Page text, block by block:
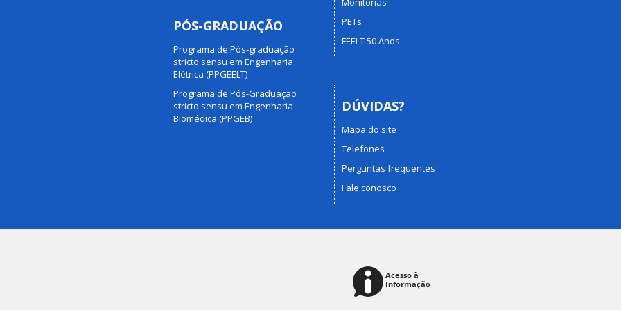
PÓS-GRADUAÇÃO
Programa de Pós-graduação
stricto sensu em Engenharia
Elétrica (PPGEELT)
Programa de Pós-Graduação
stricto sensu em Engenharia
Biomédica (PPGEB)
PETs
FEELT 50 Anos
DÚVIDAS?
Mapa do site
Telefones
Perguntas frequentes
Fale conosco